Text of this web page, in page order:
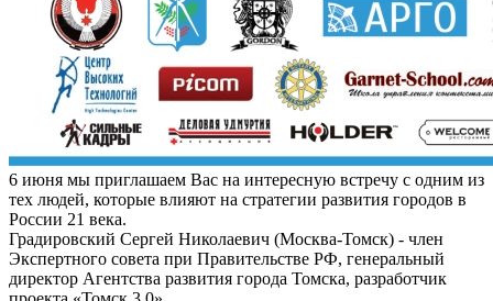
6 июня мы приглашаем Вас на интересную встречу с одним из
тех людей, которые влияют на стратегии развития городов в
России 21 века.
Градировский Сергей Николаевич (Москва-Томск) - член
Экспертного совета при Правительстве РФ, генеральный
директор Агентства развития города Томска, разработчик